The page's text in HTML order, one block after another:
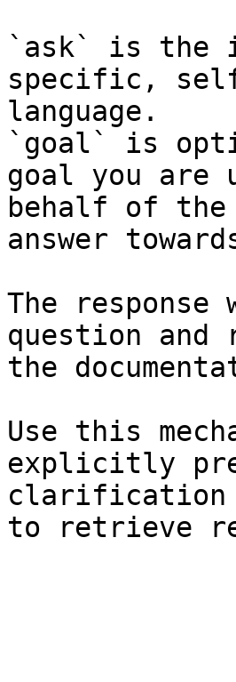
`ask` is the
specific,
language.
`goal` is
goal you are
behalf of
answer
The
question and
the
Use this
explicitly
clarification